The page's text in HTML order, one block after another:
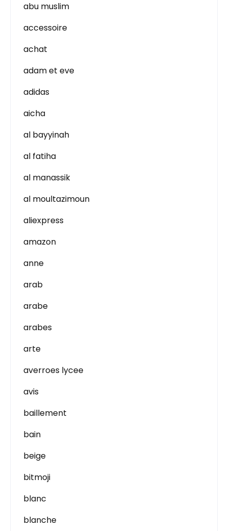
abu muslim
accessoire
achat
adam et eve
adidas
aicha
al bayyinah
al fatiha
al manassik
al moultazimoun
aliexpress
amazon
anne
arab
arabe
arabes
arte
averroes lycee
avis
baillement
bain
beige
bitmoji
blanc
blanche